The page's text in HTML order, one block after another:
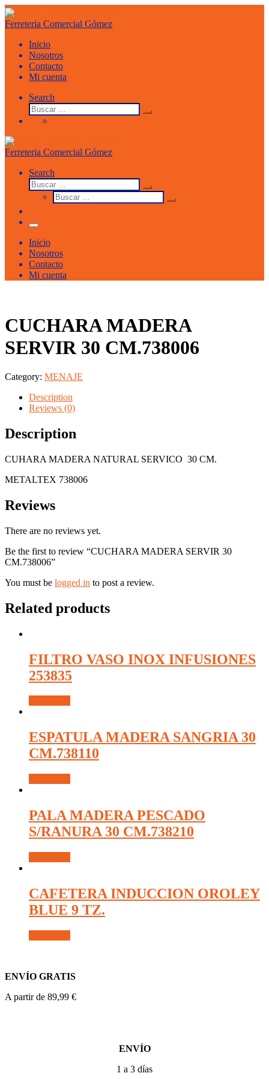
Saltar
al
contenido
Ferreteria Comercial Gómez
Inicio
Nosotros
Contacto
Mi cuenta
Search
Buscar
Buscar
Ferreteria Comercial Gómez
Search
Buscar
Buscar
…
Buscar
Buscar
Menu
Inicio
Nosotros
Contacto
Mi cuenta
CUCHARA MADERA
SERVIR 30 CM.738006
Category: MENAJE
Description
Reviews (0)
Description
CUHARA MADERA NATURAL SERVICO 30 CM.
METALTEX 738006
Reviews
There are no reviews yet.
Be the first to review “CUCHARA MADERA SERVIR 30
CM.738006”
You must be logged in to post a review.
Related products
FILTRO VASO INOX INFUSIONES
253835
ESPATULA MADERA SANGRIA 30
CM.738110
PALA MADERA PESCADO
S/RANURA 30 CM.738210
CAFETERA INDUCCION OROLEY
BLUE 9 TZ.
ENVÍO GRATIS
A partir de 89,99 €
ENVÍO
1 a 3 días